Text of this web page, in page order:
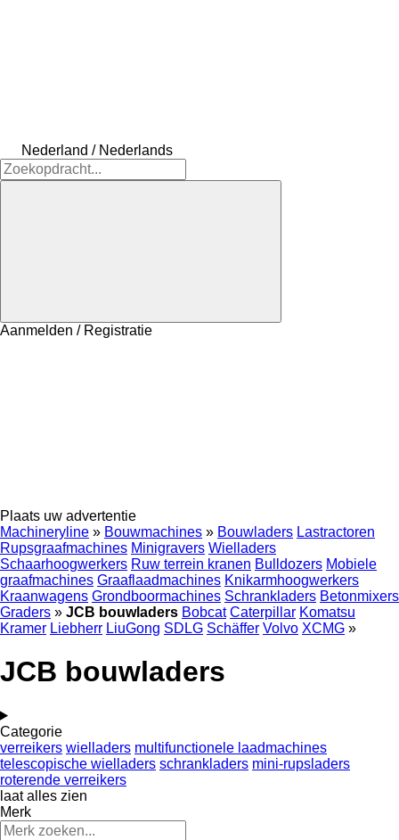
Nederland / Nederlands
Aanmelden / Registratie
Plaats uw advertentie
Machineryline » Bouwmachines » Bouwladers Lastractoren
Rupsgraafmachines Minigravers Wielladers
Schaarhoogwerkers Ruw terrein kranen Bulldozers Mobiele
graafmachines Graaflaadmachines Knikarmhoogwerkers
Kraanwagens Grondboormachines Schrankladers Betonmixers
Graders » JCB bouwladers Bobcat Caterpillar Komatsu
Kramer Liebherr LiuGong SDLG Schäffer Volvo XCMG »
JCB bouwladers
Categorie
verreikers wielladers multifunctionele laadmachines
telescopische wielladers schrankladers mini-rupsladers
roterende verreikers
laat alles zien
Merk